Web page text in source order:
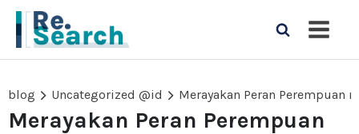
blog Uncategorized @id
Merayakan Peran Perempuan